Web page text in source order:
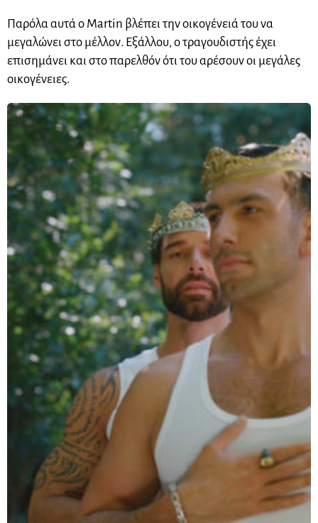
Παρόλα αυτά ο Martin βλέπει την οικογένειά του να
μεγαλώνει στο μέλλον. Εξάλλου, ο τραγουδιστής έχει
επισημάνει και στο παρελθόν ότι του αρέσουν οι μεγάλες
οικογένειες.